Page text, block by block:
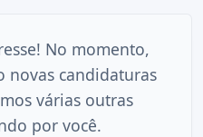
No momento,
novas candidaturas
várias outras
por você.